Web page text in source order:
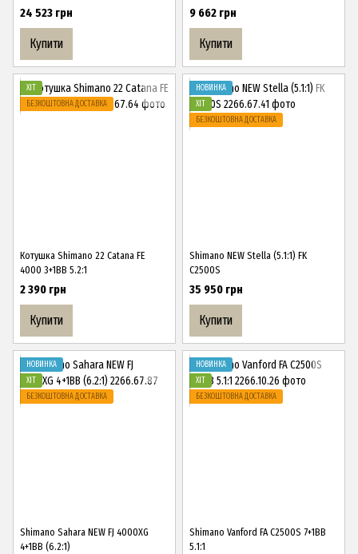
24 523 грн
Купити
9 662 грн
Купити
ХІТ
БЕЗКОШТОВНА ДОСТАВКА
Котушка Shimano 22 Catana FE
4000 3+1BB 5.2:1
2 390 грн
Купити
НОВИНКА
ХІТ
БЕЗКОШТОВНА ДОСТАВКА
Shimano NEW Stella (5.1:1) FK
C2500S
35 950 грн
Купити
НОВИНКА
ХІТ
БЕЗКОШТОВНА ДОСТАВКА
Shimano Sahara NEW FJ 4000XG
4+1BB (6.2:1)
НОВИНКА
ХІТ
БЕЗКОШТОВНА ДОСТАВКА
Shimano Vanford FA C2500S 7+1BB
5.1:1